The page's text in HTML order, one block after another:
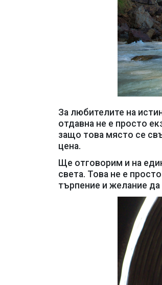
За любителите на
отдавна не е просто
защо това място се
цена.
Ще отговорим и на
света. Това не е
търпение и желание